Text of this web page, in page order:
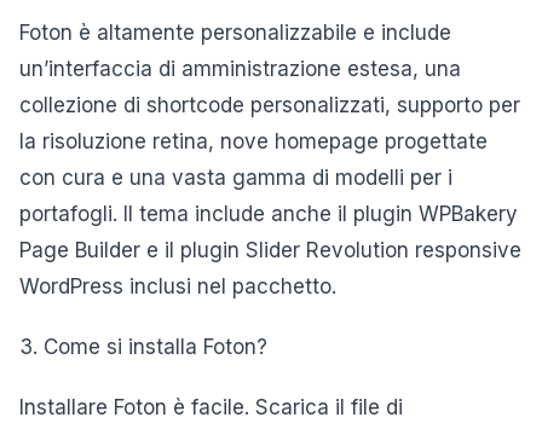
Foton è altamente personalizzabile e include
un’interfaccia di amministrazione estesa, una
collezione di shortcode personalizzati, supporto per
la risoluzione retina, nove homepage progettate
con cura e una vasta gamma di modelli per i
portafogli. Il tema include anche il plugin WPBakery
Page Builder e il plugin Slider Revolution responsive
WordPress inclusi nel pacchetto.
3. Come si installa Foton?
Installare Foton è facile. Scarica il file di